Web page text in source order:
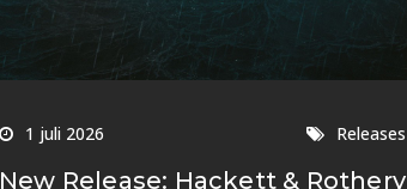
1 juli 2026 Releases
New Release: Hackett & Rothery